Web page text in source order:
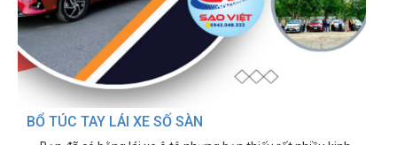
BỔ TÚC TAY LÁI XE SỐ SÀN